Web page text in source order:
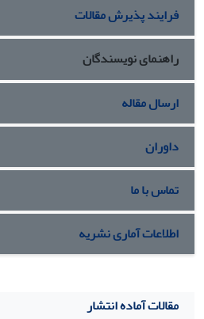
فرایند پذیرش مقالات
راهنمای نویسندگان
ارسال مقاله
داوران
تماس با ما
اطلاعات آماری نشریه
مقالات آماده انتشار